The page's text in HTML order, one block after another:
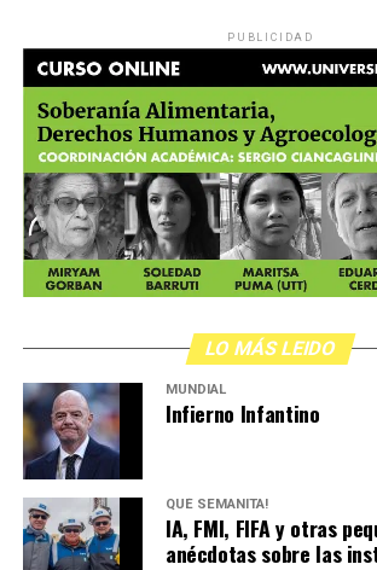
PUBLICIDAD
LO MÁS LEIDO
MUNDIAL
Infierno Infantino
QUÉ SEMANITA!
IA, FMI, FIFA y otras
anécdotas sobre las